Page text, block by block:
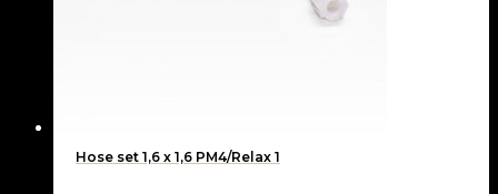
Hose set 1,6 x 1,6 PM4/Relax 1